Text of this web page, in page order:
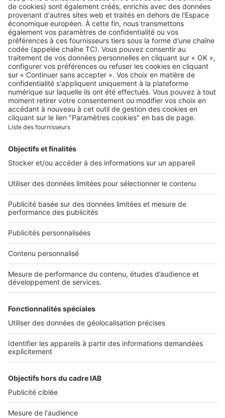
Retrouvez-nous sur …
A propos
Qui sommes-nous ?
Contacter le service client
Nous rejoindre
Presse
Nos applications
Découvrez nos applications
Services pro
Accès client
Informations légales
Politique Générale de Protection des Données